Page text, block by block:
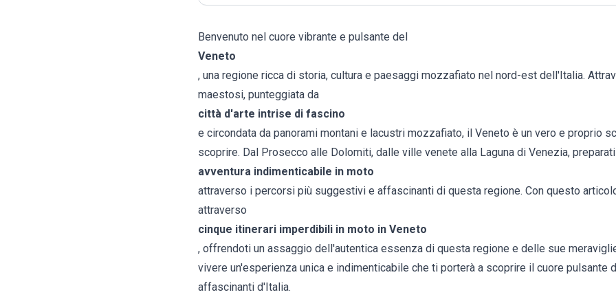
Benvenuto nel cuore vibrante e pulsante del
Veneto
, una regione ricca di storia, cultura e paesaggi mozzafiato nel nord-est dell'Italia.
maestosi, punteggiata da
città d'arte intrise di fascino
e circondata da panorami montani e lacustri mozzafiato, il Veneto è un vero e proprio
scoprire. Dal Prosecco alle Dolomiti, dalle ville venete alla Laguna di Venezia,
avventura indimenticabile in moto
attraverso i percorsi più suggestivi e affascinanti di questa regione. Con questo
attraverso
cinque itinerari imperdibili in moto in Veneto
, offrendoti un assaggio dell'autentica essenza di questa regione e delle sue
vivere un'esperienza unica e indimenticabile che ti porterà a scoprire il cuore pulsante
affascinanti d'Italia.